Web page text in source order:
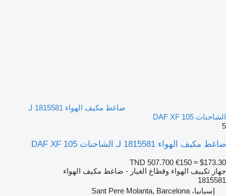
ضاغط مكيف الهواء 1815581 لـ
الشاحنات DAF XF 105
5
ضاغط مكيف الهواء 1815581 لـ الشاحنات DAF XF 105
TND 507.700 €150 ≈ $173.30
جهاز تكييف الهواء وقطاع الغيار - ضاغط مكيف الهواء
1815581
إسبانيا، Sant Pere Molanta, Barcelona